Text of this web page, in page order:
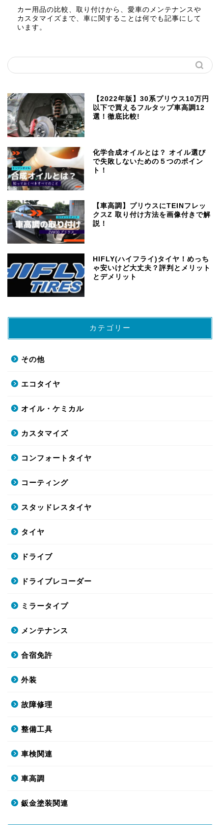
カー用品の比較、取り付けから、愛車のメンテナンスや
カスタマイズまで、車に関することは何でも記事にして
います。
【2022年版】30系プリウス10万円
以下で買えるフルタップ車高調12
選！徹底比較!
化学合成オイルとは？ オイル選び
で失敗しないための５つのポイン
ト！
【車高調】プリウスにTEINフレッ
クスZ 取り付け方法を画像付きで解
説！
HIFLY(ハイフライ)タイヤ！めっち
ゃ安いけど大丈夫？評判とメリット
とデメリット
カテゴリー
その他
エコタイヤ
オイル・ケミカル
カスタマイズ
コンフォートタイヤ
コーティング
スタッドレスタイヤ
タイヤ
ドライブ
ドライブレコーダー
ミラータイプ
メンテナンス
合宿免許
外装
故障修理
整備工具
車検関連
車高調
鈑金塗装関連